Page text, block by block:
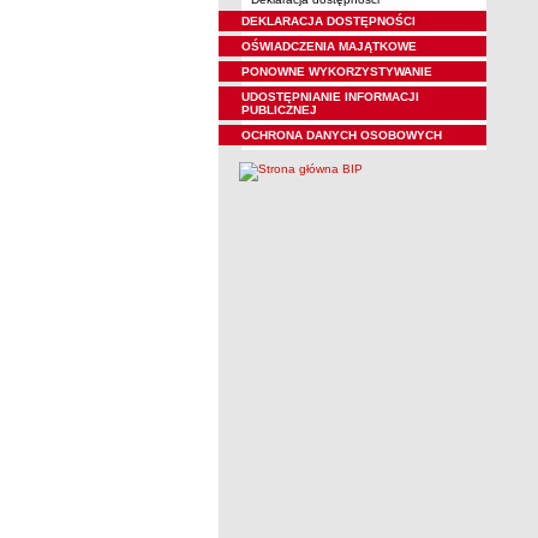
DEKLARACJA DOSTĘPNOŚCI
OŚWIADCZENIA MAJĄTKOWE
PONOWNE WYKORZYSTYWANIE
UDOSTĘPNIANIE INFORMACJI
PUBLICZNEJ
OCHRONA DANYCH OSOBOWYCH